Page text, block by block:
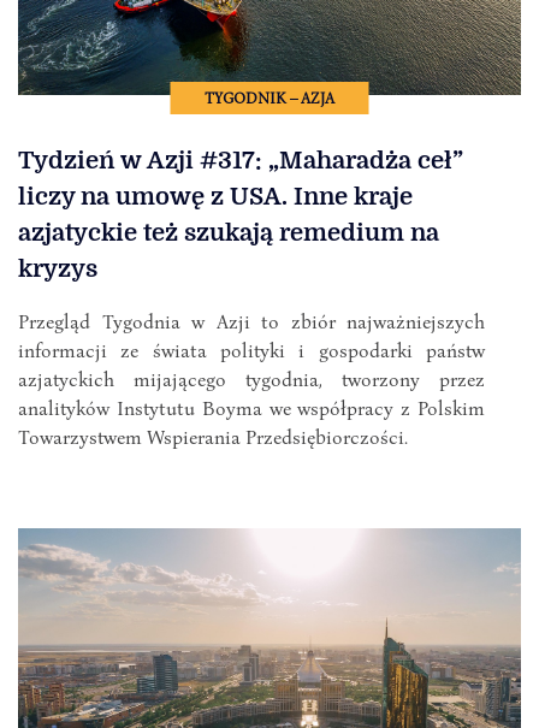
TYGODNIK – AZJA
Tydzień w Azji #317: „Maharadża ceł”
liczy na umowę z USA. Inne kraje
azjatyckie też szukają remedium na
kryzys
Przegląd Tygodnia w Azji to zbiór najważniejszych
informacji ze świata polityki i gospodarki państw
azjatyckich mijającego tygodnia, tworzony przez
analityków Instytutu Boyma we współpracy z Polskim
Towarzystwem Wspierania Przedsiębiorczości.